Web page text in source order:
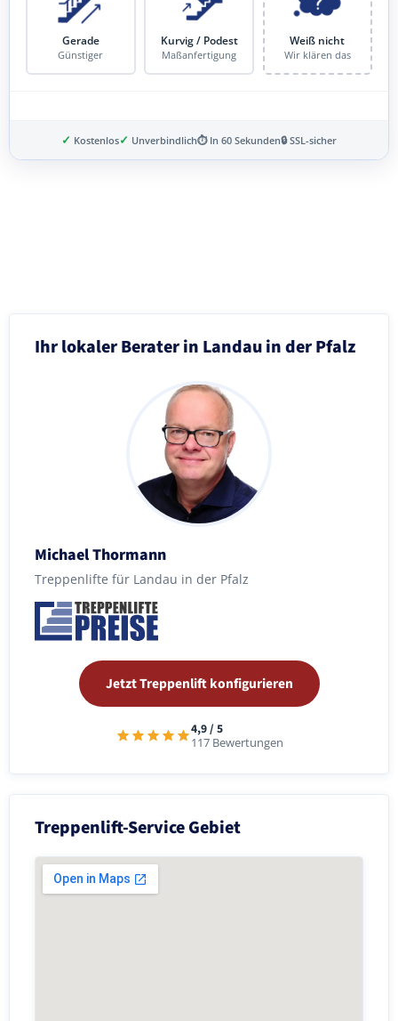
Gerade
Günstiger
Kurvig / Podest
Maßanfertigung
Weiß nicht
Wir klären das
✓ Kostenlos✓ Unverbindlich⏱ In 60 Sekunden🔒 SSL-sicher
Ihr lokaler Berater in Landau in der Pfalz
Michael Thormann
Treppenlifte für Landau in der Pfalz
Jetzt Treppenlift konfigurieren
4,9 / 5
117 Bewertungen
Treppenlift-Service Gebiet